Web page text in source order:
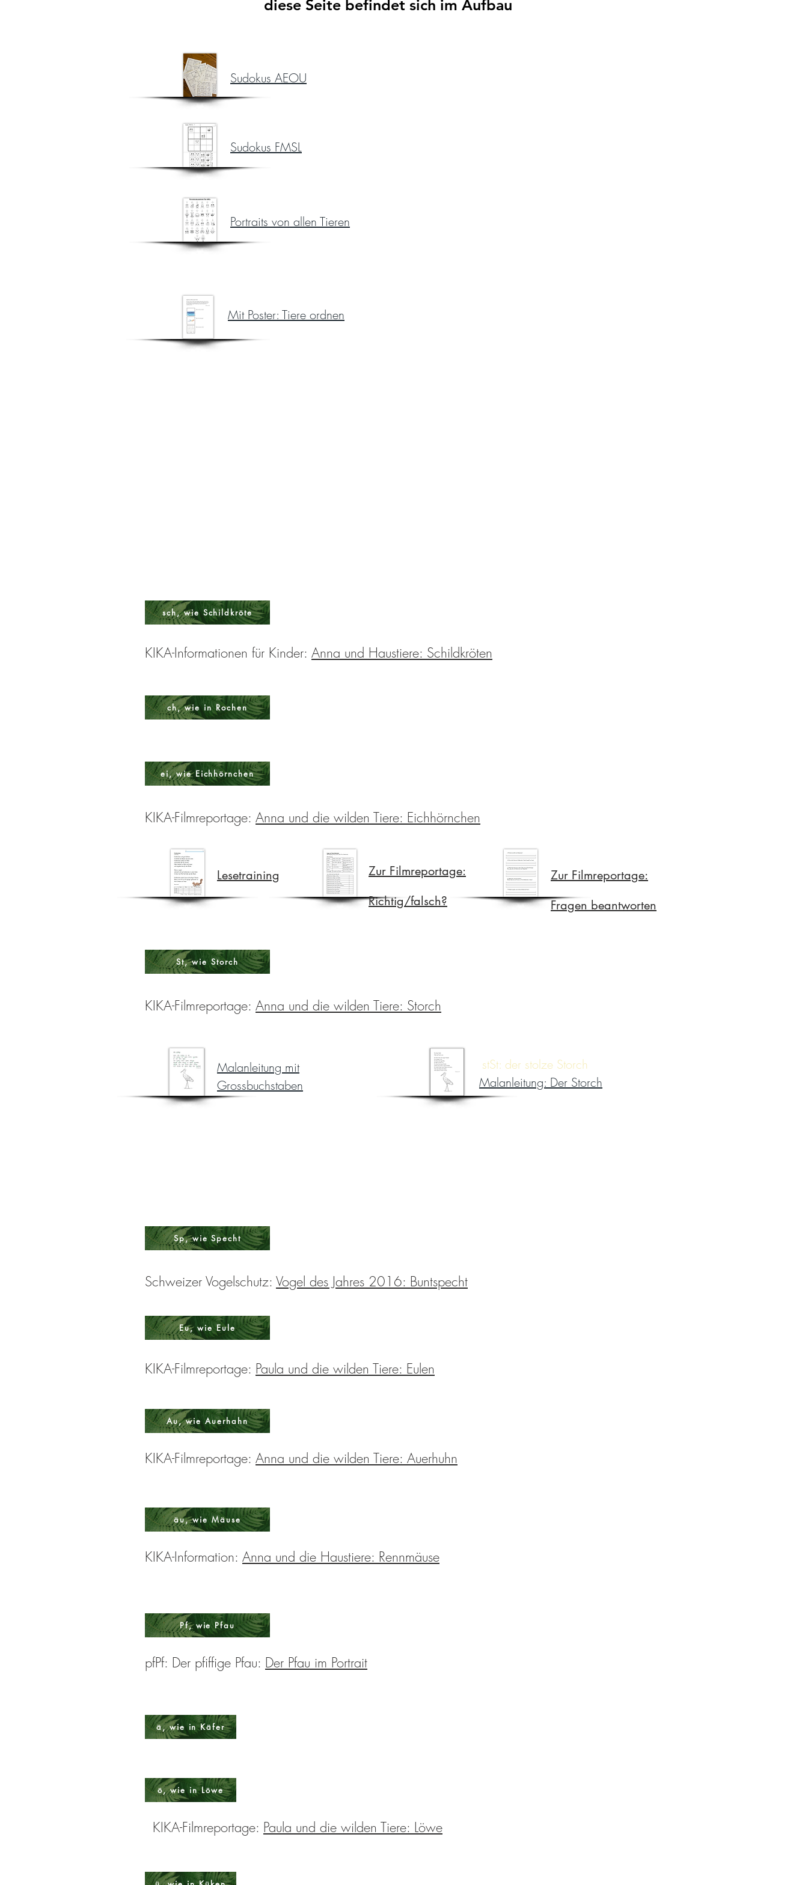
diese Seite befindet sich im Aufbau
Sudokus AEOU
Sudokus FMSL
Portraits von allen Tieren
Mit Poster: Tiere ordnen
sch, wie Schildkröte
KIKA-Informationen für Kinder: Anna und Haustiere: Schildkröten
ch, wie in Rochen
ei, wie Eichhörnchen
KIKA-Filmreportage: Anna und die wilden Tiere: Eichhörnchen
Lesetraining
Zur Filmreportage:
Richtig/falsch?
Zur Filmreportage:
Fragen beantworten
St, wie Storch
KIKA-Filmreportage: Anna und die wilden Tiere: Storch
Malanleitung mit
Grossbuchstaben
stSt: der stolze Storch
Malanleitung: Der Storch
Sp, wie Specht
Schweizer Vogelschutz: Vogel des Jahres 2016: Buntspecht
Eu, wie Eule
KIKA-Filmreportage: Paula und die wilden Tiere: Eulen
Au, wie Auerhahn
KIKA-Filmreportage: Anna und die wilden Tiere: Auerhuhn
äu, wie Mäuse
KIKA-Information: Anna und die Haustiere: Rennmäuse
Pf, wie Pfau
pfPf: Der pfiffige Pfau: Der Pfau im Portrait
ä, wie in Käfer
ö, wie in Löwe
KIKA-Filmreportage: Paula und die wilden Tiere: Löwe